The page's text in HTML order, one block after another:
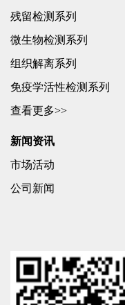
残留检测系列
微生物检测系列
组织解离系列
免疫学活性检测系列
查看更多>>
新闻资讯
市场活动
公司新闻